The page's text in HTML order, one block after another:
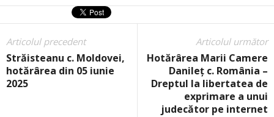
Articolul precedent
Străisteanu c. Moldovei,
hotărârea din 05 iunie
2025
Articolul următor
Hotărârea Marii Camere
Danileț c. România –
Dreptul la libertatea de
exprimare a unui
judecător pe internet